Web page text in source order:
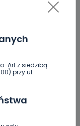
Art z siedzibą
przy ul.
niezwykłe
pierwszy